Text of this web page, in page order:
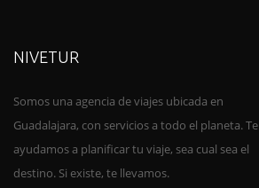
NIVETUR
Somos una agencia de viajes ubicada en
Guadalajara, con servicios a todo el planeta. Te
ayudamos a planificar tu viaje, sea cual sea el
destino. Si existe, te llevamos.